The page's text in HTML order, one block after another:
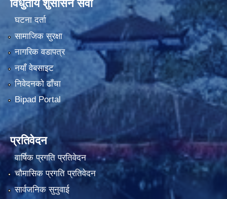
विधुतीय शुसासन सेवा
घटना दर्ता
सामाजिक सुरक्षा
नागरिक वडापत्र
नयाँ वेबसाइट
निवेदनको ढाँचा
Bipad Portal
प्रतिवेदन
वार्षिक प्रगति प्रतिवेदन
चौमासिक प्रगति प्रतिवेदन
सार्वजनिक सुनुवाई